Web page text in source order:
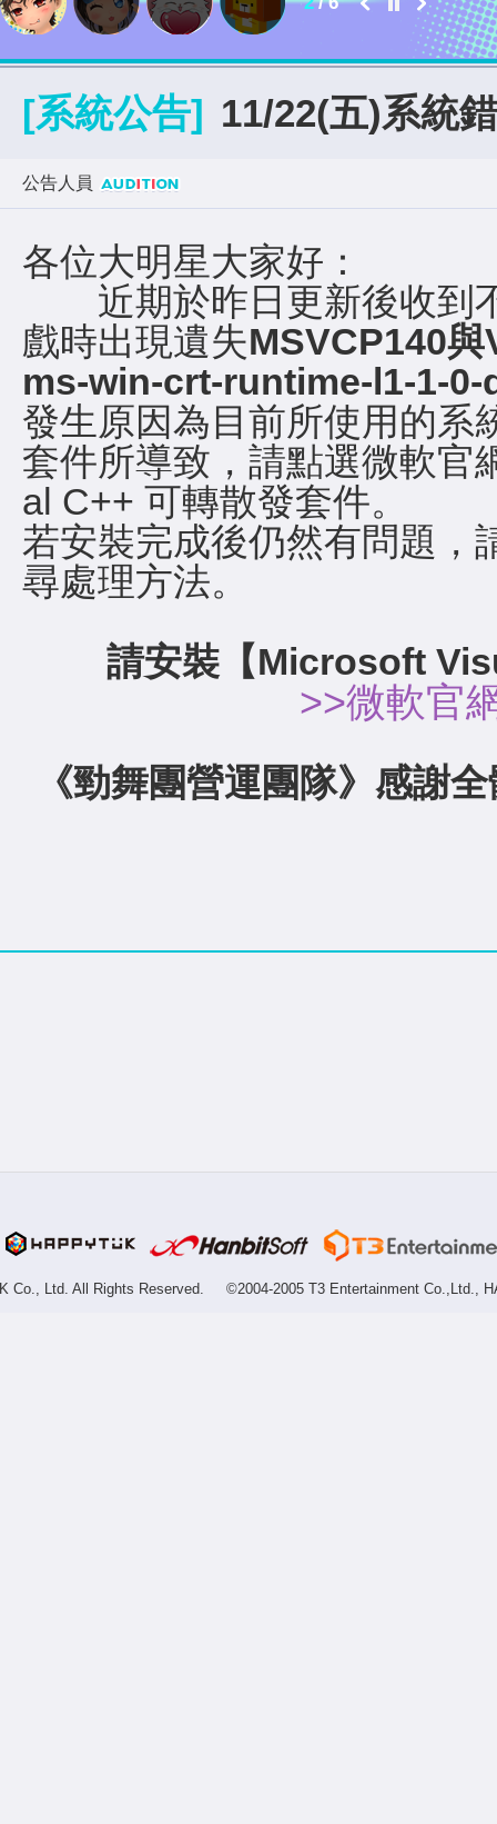
[系統公告] 11/22(五)系統
公告人員
各位大明星大家好：
近期於昨日更新後收到
戲時出現遺失MSVCP140
ms-win-crt-runtime-l1-1-0-
發生原因為目前所使用的系
套件所導致，請點選微軟官
al C++ 可轉散發套件。
若安裝完成後仍然有問題，
尋處理方法。
請安裝【Microsoft
>>微軟官
《勁舞團營運團隊》感謝
Co., Ltd. All Rights Reserved. ©2004-2005 T3 Entertainment Co.,Ltd.,